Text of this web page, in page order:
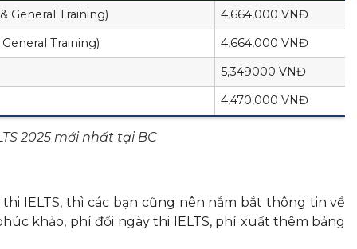
General Training)
4,664,000 VNĐ
Training)
4,664,000 VNĐ
5,349000 VNĐ
4,470,000 VNĐ
2025 mới nhất tại BC
IELTS, thì các bạn cũng nên nắm bắt thông tin về
khảo, phí đổi ngày thi IELTS, phí xuất thêm bảng